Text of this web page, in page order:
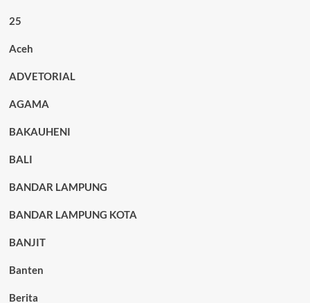
25
Aceh
ADVETORIAL
AGAMA
BAKAUHENI
BALI
BANDAR LAMPUNG
BANDAR LAMPUNG KOTA
BANJIT
Banten
Berita